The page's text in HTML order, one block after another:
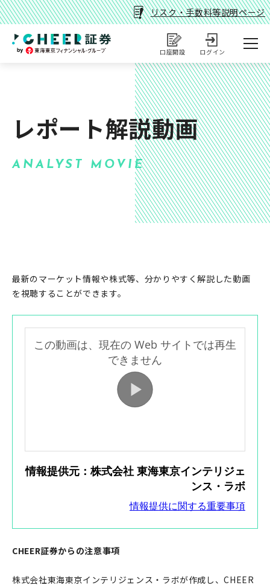
リスク・手数料等説明ページ
口座開設 ログイン
レポート解説動画
ANALYST MOVIE
最新のマーケット情報や株式等、分かりやすく解説した動画
を視聴することができます。
CHEER証券からの注意事項
株式会社東海東京インテリジェンス・ラボが作成し、CHEER